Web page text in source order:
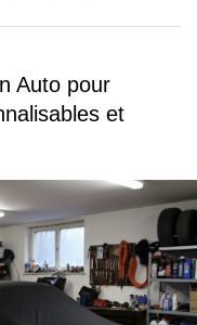
Auto pour
et